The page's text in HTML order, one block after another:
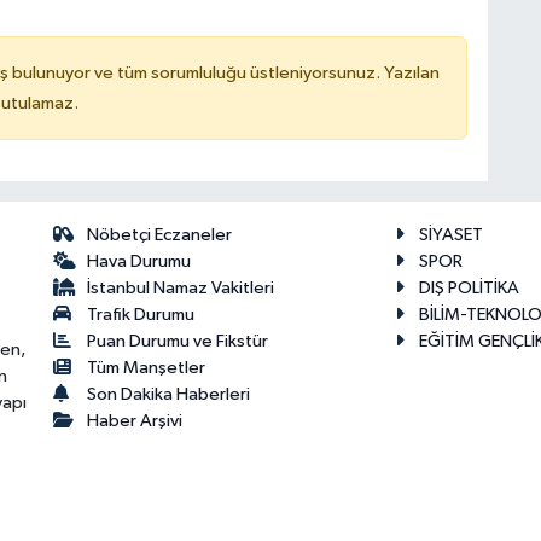
bulunuyor ve tüm sorumluluğu üstleniyorsunuz. Yazılan
Nöbetçi Eczaneler
Hava Durumu
İstanbul Namaz Vakitleri
Trafik Durumu
Puan Durumu ve Fikstür
Tüm Manşetler
Son Dakika Haberleri
Haber Arşivi
SİYASET
SPOR
DIŞ POLİTİKA
BİLİM-
EĞİTİM